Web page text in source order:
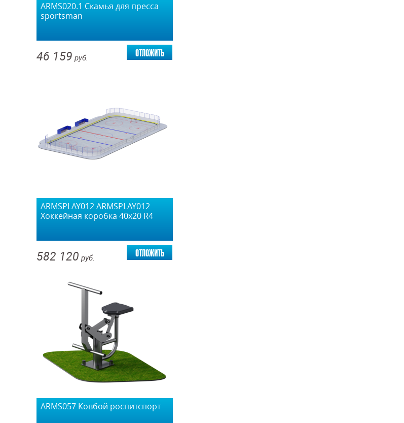
ARMS020.1 Скамья для пресса
sportsman
46 159 руб. отложить
ARMSPLAY012 ARMSPLAY012
Хоккейная коробка 40х20 R4
582 120 руб. отложить
ARMS057 Ковбой роспитспорт